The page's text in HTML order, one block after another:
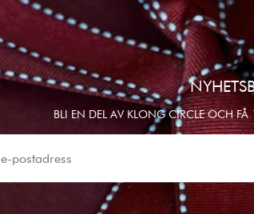
BLI EN DEL AV KLONG CIRCLE OCH FÅ